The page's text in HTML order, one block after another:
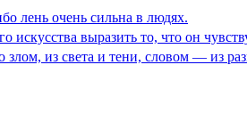
лень очень сильна в людях.
выразить то, что он
злом, из света и тени, словом — из